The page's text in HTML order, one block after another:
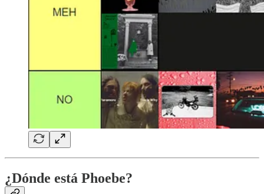
¿Dónde está Phoebe?